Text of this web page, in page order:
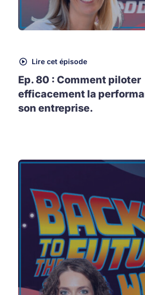
Lire cet épisode
Ep. 80 : Comment piloter
efficacement la
son entreprise.